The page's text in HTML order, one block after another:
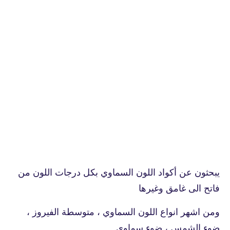
يبحثون عن أكواد اللون السماوي بكل درجات اللون من
فاتح الى غامق وغيرها
ومن اشهر انواع اللون السماوي ، متوسطة الفيروز ،
ضوء الشمس ، ضوء سماوي.